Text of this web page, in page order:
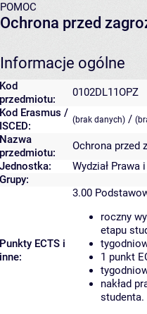
POMOC
Ochrona przed
Informacje ogólne
Kod
przedmiotu:
0102DL11OPZ
Kod Erasmus /
ISCED:
(brak danych) /
Nazwa
przedmiotu:
Ochrona przed
Jednostka:
Wydział
Grupy:
Punkty ECTS i
inne:
3.00
roczny
etapu
1 punkt
nakład
studenta.